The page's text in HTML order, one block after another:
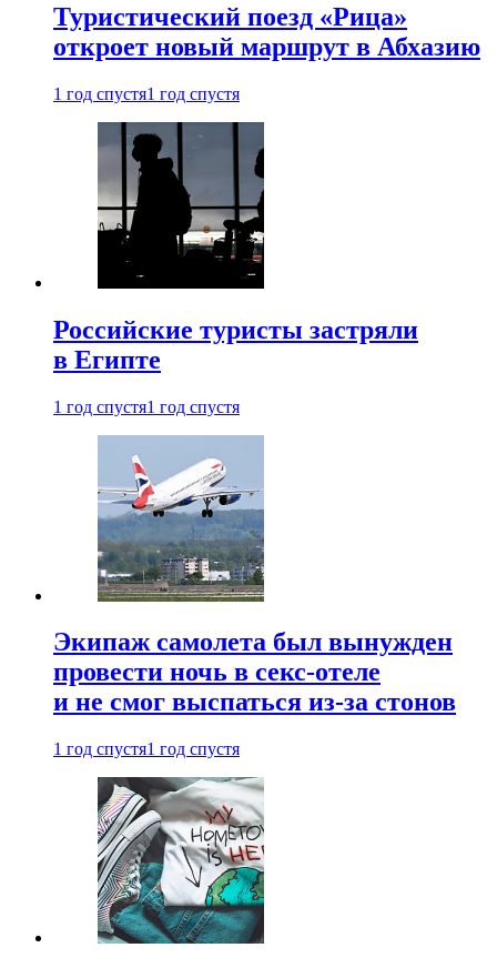
Туристический поезд «Рица»
откроет новый маршрут в Абхазию
1 год спустя1 год спустя
Российские туристы застряли
в Египте
1 год спустя1 год спустя
Экипаж самолета был вынужден
провести ночь в секс-отеле
и не смог выспаться из-за стонов
1 год спустя1 год спустя